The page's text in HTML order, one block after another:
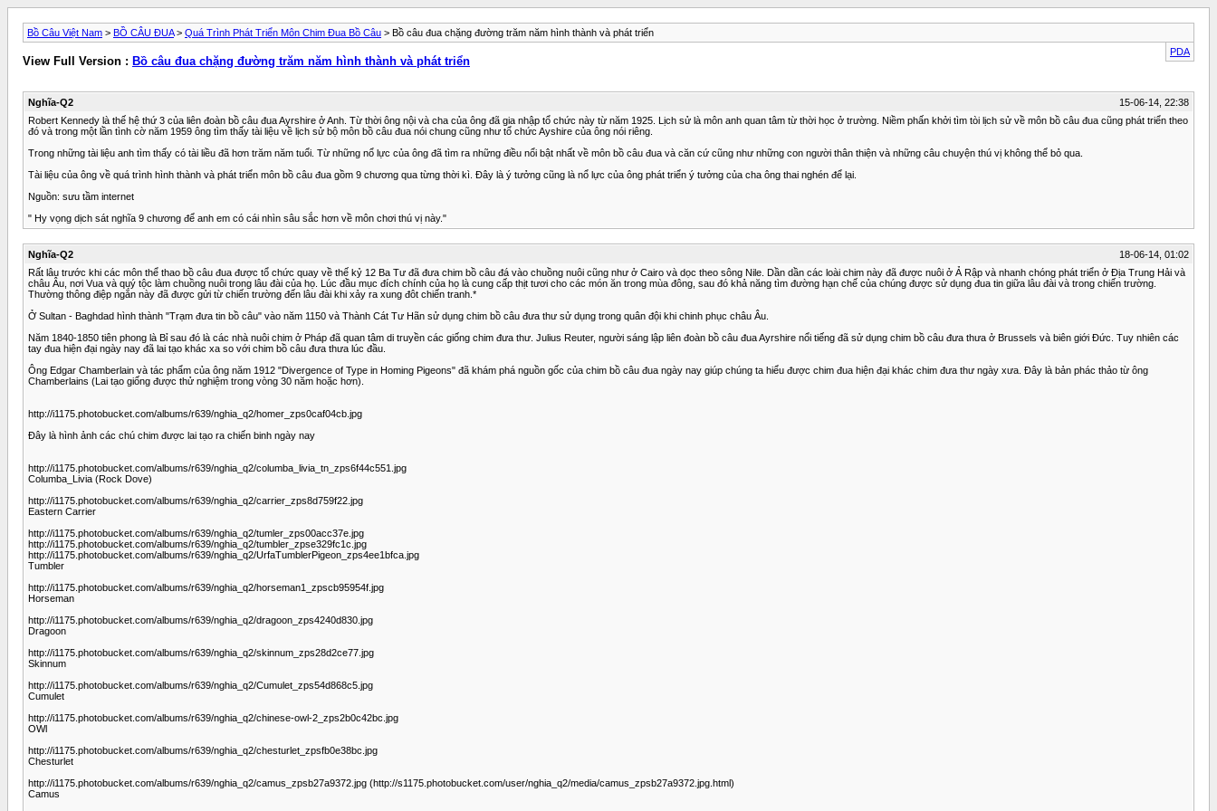
Bồ Câu Việt Nam > BỒ CÂU ĐUA> Quá Trình Phát Triển Môn Chim Đua Bồ Câu > Bồ câu đua chặng đường trăm năm hình thành và phát triển
PDA
View Full Version : Bồ câu đua chặng đường trăm năm hình thành và phát triển
Nghĩa-Q2
15-06-14, 22:38
Robert Kennedy là thế hệ thứ 3 của liên đoàn bồ câu đua Ayrshire ở Anh. Từ thời ông nội và cha của ông đã gia nhập tổ chức này từ năm 1925. Lịch sử là môn anh quan tâm từ thời học ở trường. Niềm phấn khởi tìm tòi lịch sử về môn bồ câu đua cũng phát triển theo
đó và trong một lần tình cờ năm 1959 ông tìm thấy tài liệu về lịch sử bộ môn bồ câu đua nói chung cũng như tổ chức Ayshire của ông nói riêng.
Trong những tài liệu anh tìm thấy có tài liều đã hơn trăm năm tuổi. Từ những nổ lực của ông đã tìm ra những điều nổi bật nhất về môn bồ câu đua và căn cứ cũng như những con người thân thiện và những câu chuyện thú vị không thể bỏ qua.
Tài liệu của ông về quá trình hình thành và phát triển môn bồ câu đua gồm 9 chương qua từng thời kì. Đây là ý tưởng cũng là nổ lực của ông phát triển ý tưởng của cha ông thai nghén để lại.
Nguồn: sưu tầm internet
" Hy vọng dịch sát nghĩa 9 chương để anh em có cái nhìn sâu sắc hơn về môn chơi thú vị này."
Nghĩa-Q2
18-06-14, 01:02
Rất lâu trước khi các môn thể thao bồ câu đua được tổ chức quay về thế kỷ 12 Ba Tư đã đưa chim bồ câu đá vào chuồng nuôi cũng như ở Cairo và dọc theo sông Nile. Dần dần các loài chim này đã được nuôi ở Ả Rập và nhanh chóng phát triển ở Địa Trung Hải và
châu Âu, nơi Vua và quý tộc làm chuồng nuôi trong lâu đài của họ. Lúc đầu mục đích chính của họ là cung cấp thịt tươi cho các món ăn trong mùa đông, sau đó khả năng tìm đường hạn chế của chúng được sử dụng đua tin giữa lâu đài và trong chiến trường.
Thường thông điệp ngắn này đã được gửi từ chiến trường đến lâu đài khi xảy ra xung đôt chiến tranh.*
Ở Sultan - Baghdad hình thành "Trạm đưa tin bồ câu" vào năm 1150 và Thành Cát Tư Hãn sử dụng chim bồ câu đưa thư sử dụng trong quân đội khi chinh phục châu Âu.
Năm 1840-1850 tiên phong là Bỉ sau đó là các nhà nuôi chim ở Pháp đã quan tâm di truyền các giống chim đưa thư. Julius Reuter, người sáng lập liên đoàn bồ câu đua Ayrshire nổi tiếng đã sử dụng chim bồ câu đưa thưa ở Brussels và biên giới Đức. Tuy nhiên các
tay đua hiện đại ngày nay đã lai tạo khác xa so với chim bồ câu đưa thưa lúc đầu.
Ông Edgar Chamberlain và tác phẩm của ông năm 1912 "Divergence of Type in Homing Pigeons" đã khám phá nguồn gốc của chim bồ câu đua ngày nay giúp chúng ta hiểu được chim đua hiện đại khác chim đưa thư ngày xưa. Đây là bản phác thảo từ ông
Chamberlains (Lai tạo giống được thử nghiệm trong vòng 30 năm hoặc hơn).
http://i1175.photobucket.com/albums/r639/nghia_q2/homer_zps0caf04cb.jpg
Đây là hình ảnh các chú chim được lai tạo ra chiến binh ngày nay
http://i1175.photobucket.com/albums/r639/nghia_q2/columba_livia_tn_zps6f44c551.jpg
Columba_Livia (Rock Dove)
http://i1175.photobucket.com/albums/r639/nghia_q2/carrier_zps8d759f22.jpg
Eastern Carrier
http://i1175.photobucket.com/albums/r639/nghia_q2/tumler_zps00acc37e.jpg
http://i1175.photobucket.com/albums/r639/nghia_q2/tumbler_zpse329fc1c.jpg
http://i1175.photobucket.com/albums/r639/nghia_q2/UrfaTumblerPigeon_zps4ee1bfca.jpg
Tumbler
http://i1175.photobucket.com/albums/r639/nghia_q2/horseman1_zpscb95954f.jpg
Horseman
http://i1175.photobucket.com/albums/r639/nghia_q2/dragoon_zps4240d830.jpg
Dragoon
http://i1175.photobucket.com/albums/r639/nghia_q2/skinnum_zps28d2ce77.jpg
Skinnum
http://i1175.photobucket.com/albums/r639/nghia_q2/Cumulet_zps54d868c5.jpg
Cumulet
http://i1175.photobucket.com/albums/r639/nghia_q2/chinese-owl-2_zps2b0c42bc.jpg
OWl
http://i1175.photobucket.com/albums/r639/nghia_q2/chesturlet_zpsfb0e38bc.jpg
Chesturlet
http://i1175.photobucket.com/albums/r639/nghia_q2/camus_zpsb27a9372.jpg (http://s1175.photobucket.com/user/nghia_q2/media/camus_zpsb27a9372.jpg.html)
Camus